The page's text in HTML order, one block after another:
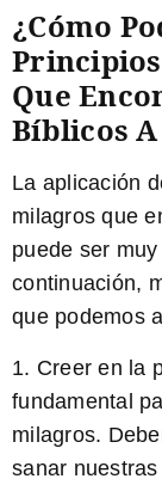
¿Cómo
Que
Bíblicos
La aplicación
milagros que
puede ser
continuación,
que podemos
1. Creer en la
fundamental
milagros.
sanar